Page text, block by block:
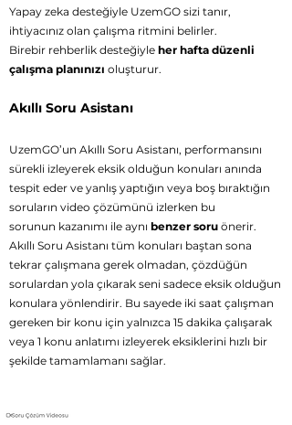
Yapay zeka desteğiyle UzemGO sizi tanır,
ihtiyacınız olan çalışma ritmini belirler.
Birebir rehberlik desteğiyle her hafta düzenli
çalışma planınızı oluşturur.
Akıllı Soru Asistanı
UzemGO’un Akıllı Soru Asistanı, performansını
sürekli izleyerek eksik olduğun konuları anında
tespit eder ve yanlış yaptığın veya boş bıraktığın
soruların video çözümünü izlerken bu
sorunun kazanımı ile aynı benzer soru önerir.
Akıllı Soru Asistanı tüm konuları baştan sona
tekrar çalışmana gerek olmadan, çözdüğün
sorulardan yola çıkarak seni sadece eksik olduğun
konulara yönlendirir. Bu sayede iki saat çalışman
gereken bir konu için yalnızca 15 dakika çalışarak
veya 1 konu anlatımı izleyerek eksiklerini hızlı bir
şekilde tamamlamanı sağlar.